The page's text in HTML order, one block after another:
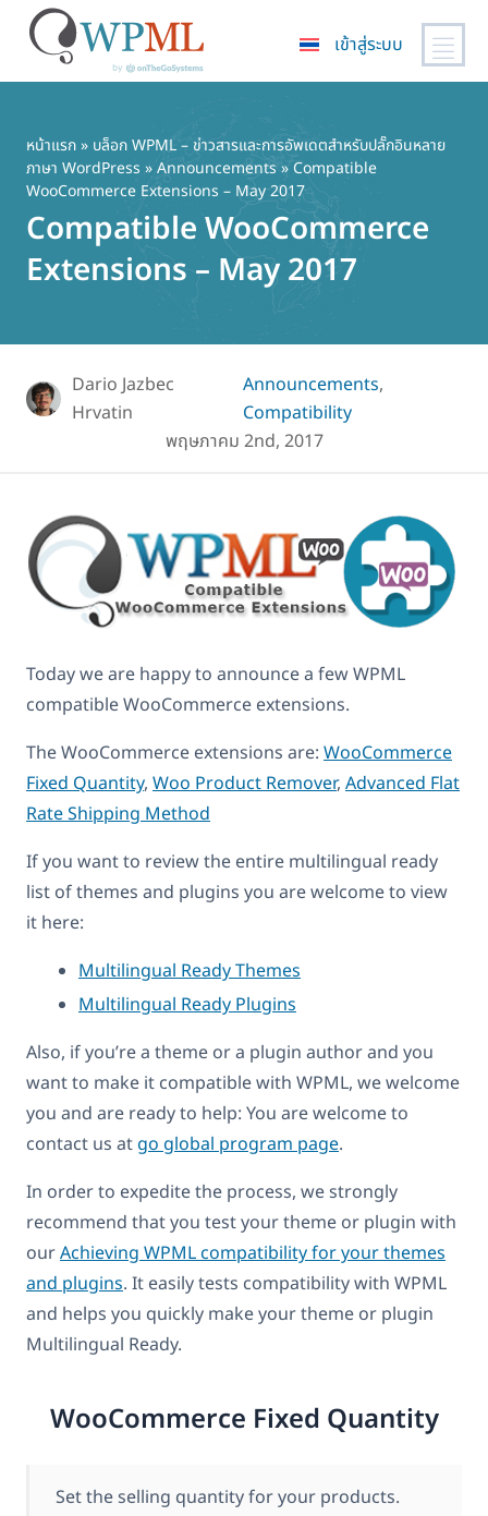
เนื้อหา
หลัก
เข้าสู่ระบบ
หน้าแรก» บล็อก WPML – ข่าวสารและการอัพเดตสำหรับปลั๊กอินหลาย
ภาษา WordPress »Announcements» Compatible
WooCommerce Extensions – May 2017
Compatible WooCommerce
Extensions – May 2017
Dario Jazbec
Hrvatin
Announcements,
Compatibility
พฤษภาคม 2nd, 2017
Today we are happy to announce a few WPML
compatible WooCommerce extensions.
The WooCommerce extensions are: WooCommerce
Fixed Quantity, Woo Product Remover, Advanced Flat
Rate Shipping Method
If you want to review the entire multilingual ready
list of themes and plugins you are welcome to view
it here:
Multilingual Ready Themes
Multilingual Ready Plugins
Also, if you’re a theme or a plugin author and you
want to make it compatible with WPML, we welcome
you and are ready to help: You are welcome to
contact us at go global program page.
In order to expedite the process, we strongly
recommend that you test your theme or plugin with
ourAchieving WPML compatibility for your themes
and plugins. It easily tests compatibility with WPML
and helps you quickly make your theme or plugin
Multilingual Ready.
WooCommerce Fixed Quantity
Set the selling quantity for your products.